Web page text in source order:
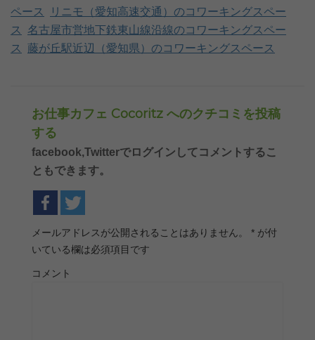
ペース
リニモ（愛知高速交通）のコワーキングスペー
ス
名古屋市営地下鉄東山線沿線のコワーキングスペー
ス
藤が丘駅近辺（愛知県）のコワーキングスペース
お仕事カフェ Cocoritz へのクチコミを投稿
する
facebook,Twitterでログインしてコメントするこ
ともできます。
メールアドレスが公開されることはありません。 * が付
いている欄は必須項目です
コメント